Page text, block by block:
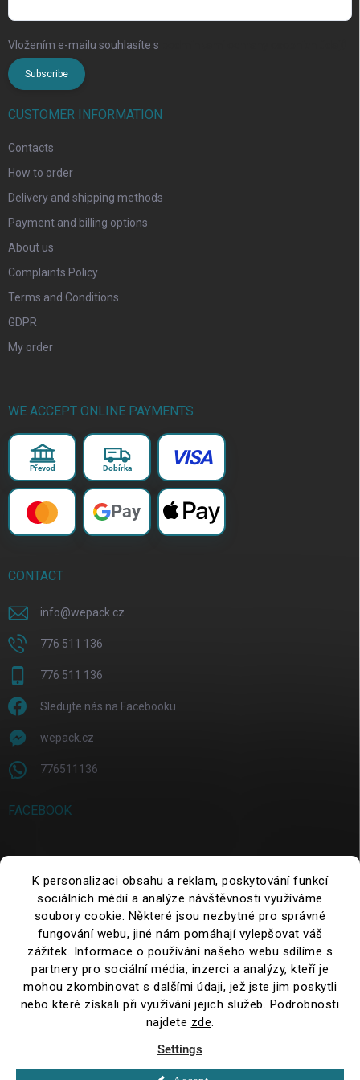
K personalizaci obsahu a reklam, poskytování funkcí
sociálních médií a analýze návštěvnosti využíváme
soubory cookie. Některé jsou nezbytné pro správné
fungování webu, jiné nám pomáhají vylepšovat váš
zážitek. Informace o používání našeho webu sdílíme s
partnery pro sociální média, inzerci a analýzy, kteří je
mohou zkombinovat s dalšími údaji, jež jste jim poskytli
nebo které získali při využívání jejich služeb. Podrobnosti
najdete zde.
Settings
New: Get FREE shipping from 2,500 CZK excl. VAT –
Vložením e-mailu souhlasíte s
Subscribe
CUSTOMER INFORMATION
Contacts
How to order
Delivery and shipping methods
Payment and billing options
About us
Complaints Policy
Terms and Conditions
GDPR
My order
WE ACCEPT ONLINE PAYMENTS
Převod Dobírka VISA
Pay
CONTACT
info@wepack.cz
776 511 136
776 511 136
Sledujte nás na Facebooku
wepack.cz
776511136
FACEBOOK
SEARCH
Search
Copyright 2026WePack.cz. All rights reserved.Edit cookie settings